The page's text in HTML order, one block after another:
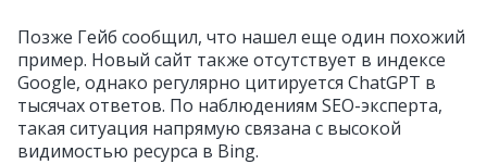
Позже Гейб сообщил, что нашел еще один похожий
пример. Новый сайт также отсутствует в индексе
Google, однако регулярно цитируется ChatGPT в
тысячах ответов. По наблюдениям SEO-эксперта,
такая ситуация напрямую связана с высокой
видимостью ресурса в Bing.